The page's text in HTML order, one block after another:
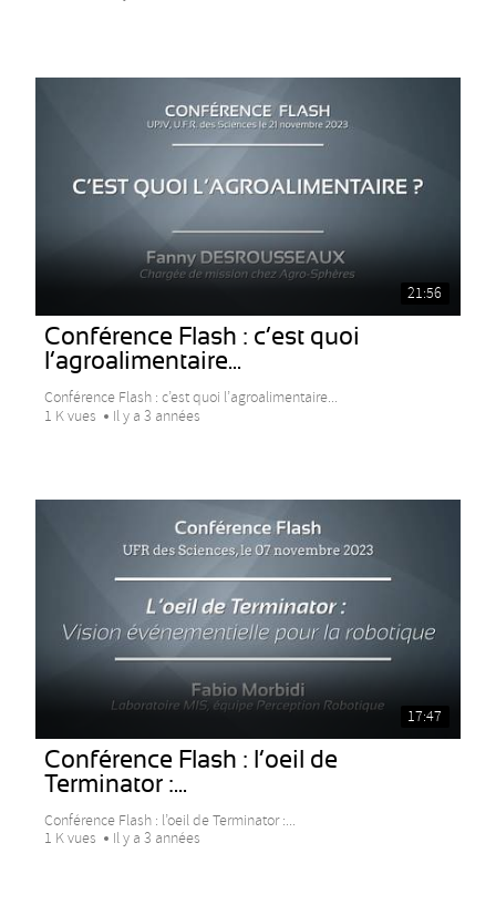
21:56
Conférence Flash : c’est quoi
l’agroalimentaire...
Conférence Flash : c’est quoi l’agroalimentaire...
1 K vues
Il y a 3 années
17:47
Conférence Flash : l’oeil de
Terminator :...
Conférence Flash : l’oeil de Terminator :...
1 K vues
Il y a 3 années